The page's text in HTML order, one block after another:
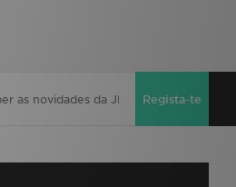
Regista-te